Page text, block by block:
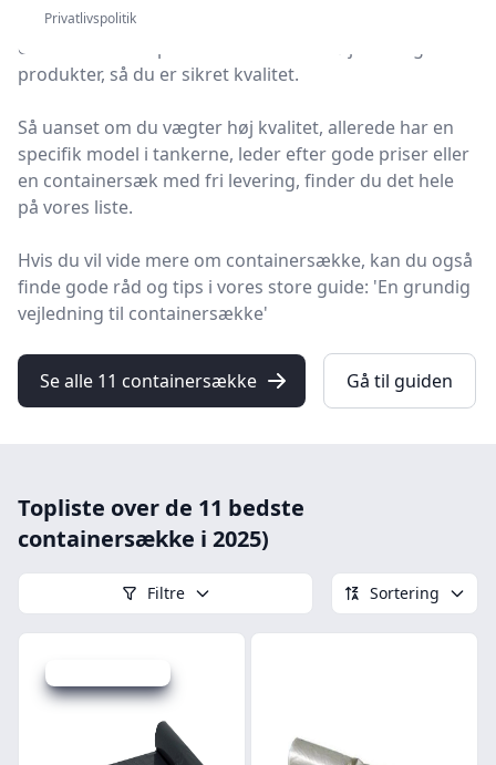
Velkommen til HandyGuiden – her finder du de bedste
containersække på markedet. Vi har nøje udvalgt 11
produkter, så du er sikret kvalitet.
Så uanset om du vægter høj kvalitet, allerede har en
specifik model i tankerne, leder efter gode priser eller
en containersæk med fri levering, finder du det hele
på vores liste.
Hvis du vil vide mere om containersække, kan du også
finde gode råd og tips i vores store guide: 'En grundig
vejledning til containersække'
Se alle 11 containersække Gå til guiden
Topliste over de 11 bedste
containersække i 2025)
Filtre Sortering
Privatlivspolitik